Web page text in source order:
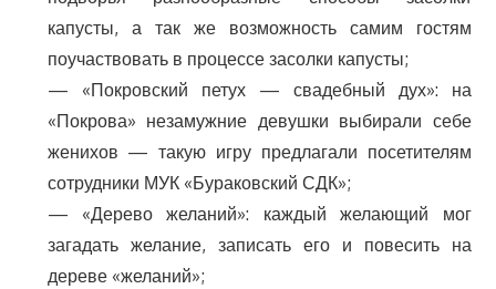
капусты, а так же возможность самим гостям
поучаствовать в процессе засолки капусты;
— «Покровский петух — свадебный дух»: на
«Покрова» незамужние девушки выбирали себе
женихов — такую игру предлагали посетителям
сотрудники МУК «Бураковский СДК»;
— «Дерево желаний»: каждый желающий мог
загадать желание, записать его и повесить на
дереве «желаний»;